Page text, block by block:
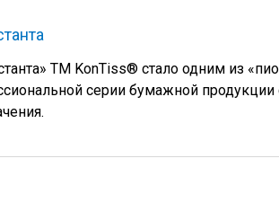
ТМ KonTiss® стало одним из
серии бумажной продукции